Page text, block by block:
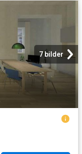
7 bilder